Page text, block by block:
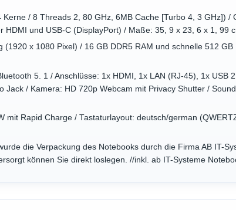
/ 8 Threads 2, 80 GHz, 6MB Cache [Turbo 4, 3 GHz]) /
und USB-C (DisplayPort) / Maße: 35, 9 x 23, 6 x 1, 99
x 1080 Pixel) / 16 GB DDR5 RAM und schnelle 512
5. 1 / Anschlüsse: 1x HDMI, 1x LAN (RJ-45), 1x USB
Jack / Kamera: HD 720p Webcam mit Privacy Shutter /
mit Rapid Charge / Tastaturlayout: deutsch/german
die Verpackung des Notebooks durch die Firma AB IT-
können Sie direkt loslegen. //inkl. ab IT-Systeme